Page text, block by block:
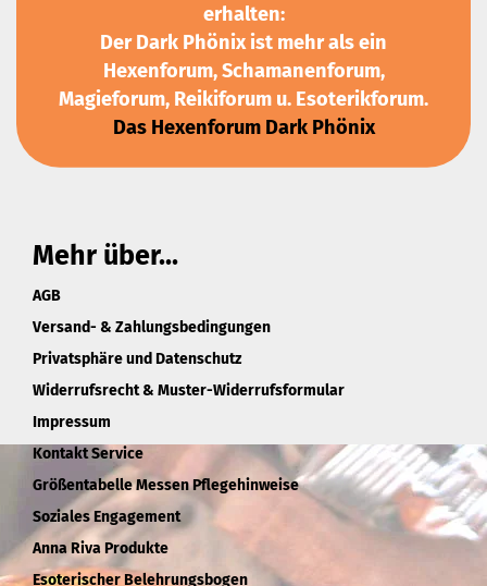
erhalten:
Der Dark Phönix ist mehr als ein
Hexenforum, Schamanenforum,
Magieforum, Reikiforum u. Esoterikforum.
Das Hexenforum Dark Phönix
Mehr über...
AGB
Versand- & Zahlungsbedingungen
Privatsphäre und Datenschutz
Widerrufsrecht & Muster-Widerrufsformular
Impressum
Kontakt Service
Größentabelle Messen Pflegehinweise
Soziales Engagement
Anna Riva Produkte
Esoterischer Belehrungsbogen